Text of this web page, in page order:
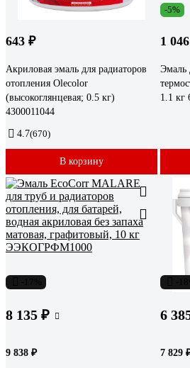
643 ₽
Акриловая эмаль для радиаторов
отопления Olecolor
(высокоглянцевая; 0.5 кг)
4300011044
4.7(670)
В корзину
-5%
1
Эмаль
1.1 кг
8 135 ₽
9 838 ₽
6
7 829